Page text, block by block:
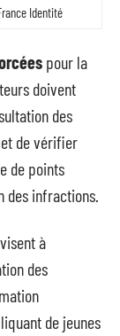
Identité
pour la
doivent
des
de vérifier
de points
des infractions.
à
des
de jeunes